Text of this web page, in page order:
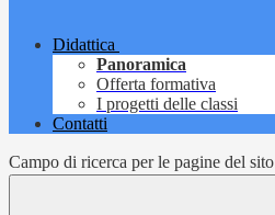
Didattica
Panoramica
Offerta formativa
I progetti delle classi
Contatti
Campo di ricerca per le pagine del sito